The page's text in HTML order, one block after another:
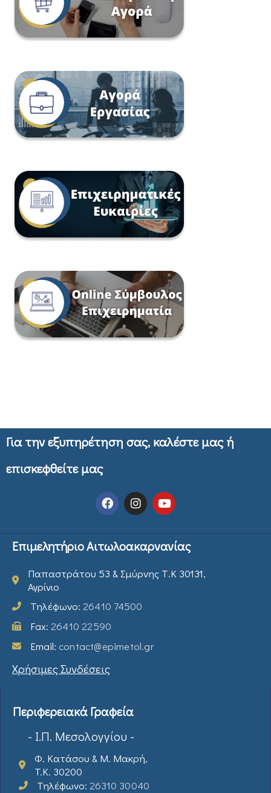
Για την εξυπηρέτηση σας, καλέστε μας ή
επισκεφθείτε μας
Επιμελητήριο Αιτωλοακαρνανίας
Παπαστράτου 53 & Σμύρνης Τ.Κ 30131,
Αγρίνιο
Τηλέφωνο: 26410 74500
Fax: 26410 22590
Email: contact@epimetol.gr
Χρήσιμες Συνδέσεις
Περιφερειακά Γραφεία
- Ι.Π. Μεσολογγίου -
Φ. Κατάσου & Μ. Μακρή,
T.K. 30200
Τηλέφωνο: 26310 30040